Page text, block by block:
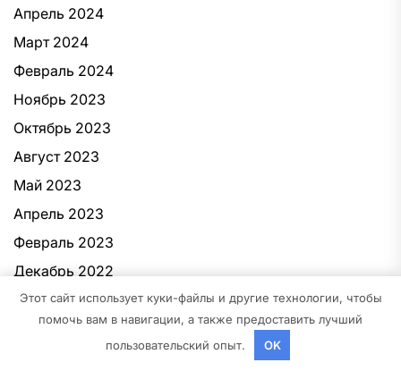
Апрель 2024
Март 2024
Февраль 2024
Ноябрь 2023
Октябрь 2023
Август 2023
Май 2023
Апрель 2023
Февраль 2023
Декабрь 2022
Ноябрь 2022
Октябрь 2022
Этот сайт использует куки-файлы и другие технологии, чтобы
помочь вам в навигации, а также предоставить лучший
пользовательский опыт.
OK